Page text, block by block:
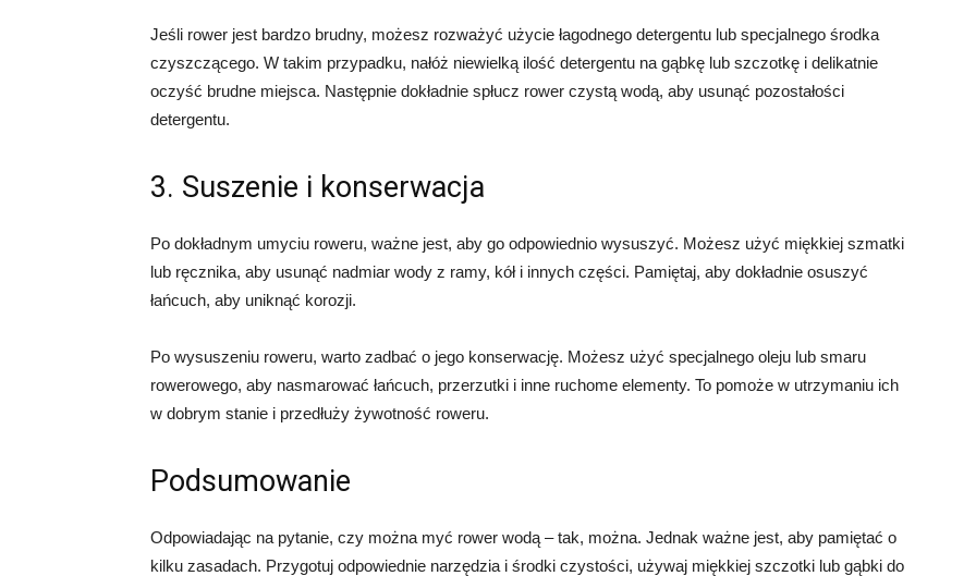
Jeśli rower jest bardzo brudny, możesz rozważyć użycie łagodnego detergentu lub specjalnego środka
czyszczącego. W takim przypadku, nałóż niewielką ilość detergentu na gąbkę lub szczotkę i delikatnie
oczyść brudne miejsca. Następnie dokładnie spłucz rower czystą wodą, aby usunąć pozostałości
detergentu.
3. Suszenie i konserwacja
Po dokładnym umyciu roweru, ważne jest, aby go odpowiednio wysuszyć. Możesz użyć miękkiej szmatki
lub ręcznika, aby usunąć nadmiar wody z ramy, kół i innych części. Pamiętaj, aby dokładnie osuszyć
łańcuch, aby uniknąć korozji.
Po wysuszeniu roweru, warto zadbać o jego konserwację. Możesz użyć specjalnego oleju lub smaru
rowerowego, aby nasmarować łańcuch, przerzutki i inne ruchome elementy. To pomoże w utrzymaniu ich
w dobrym stanie i przedłuży żywotność roweru.
Podsumowanie
Odpowiadając na pytanie, czy można myć rower wodą – tak, można. Jednak ważne jest, aby pamiętać o
kilku zasadach. Przygotuj odpowiednie narzędzia i środki czystości, używaj miękkiej szczotki lub gąbki do